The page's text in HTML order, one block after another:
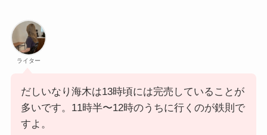
ライター
だしいなり海木は13時頃には完売していることが
多いです。11時半〜12時のうちに行くのが鉄則で
すよ。